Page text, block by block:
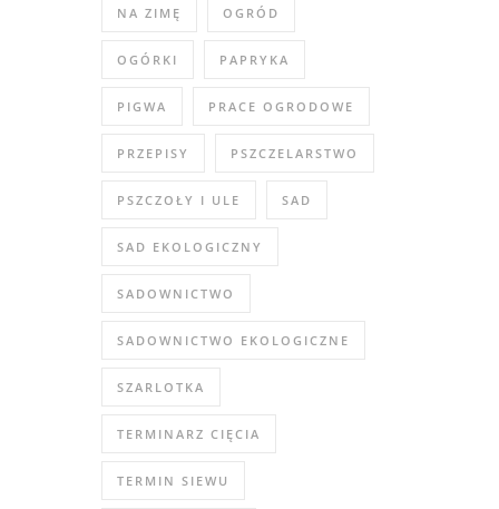
NA ZIMĘ OGRÓD
OGÓRKI PAPRYKA
PIGWA PRACE OGRODOWE
PRZEPISY PSZCZELARSTWO
PSZCZOŁY I ULE SAD
SAD EKOLOGICZNY
SADOWNICTWO
SADOWNICTWO EKOLOGICZNE
SZARLOTKA
TERMINARZ CIĘCIA
TERMIN SIEWU